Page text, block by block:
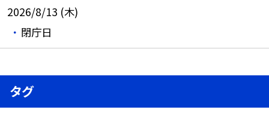
2026/8/13 (木)
閉庁日
タグ